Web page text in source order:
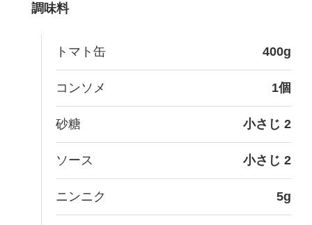
調味料
トマト缶 400g
コンソメ 1個
砂糖 小さじ 2
ソース 小さじ 2
ニンニク 5g